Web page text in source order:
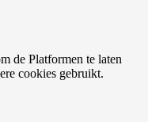
de Platformen te laten
cookies gebruikt.